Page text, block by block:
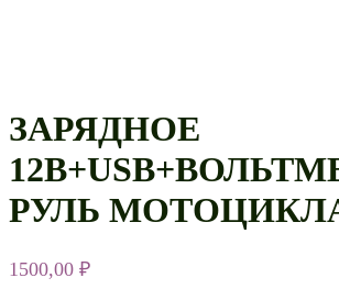
ЗАРЯДНОЕ
РУЛЬ
1500,00 ₽